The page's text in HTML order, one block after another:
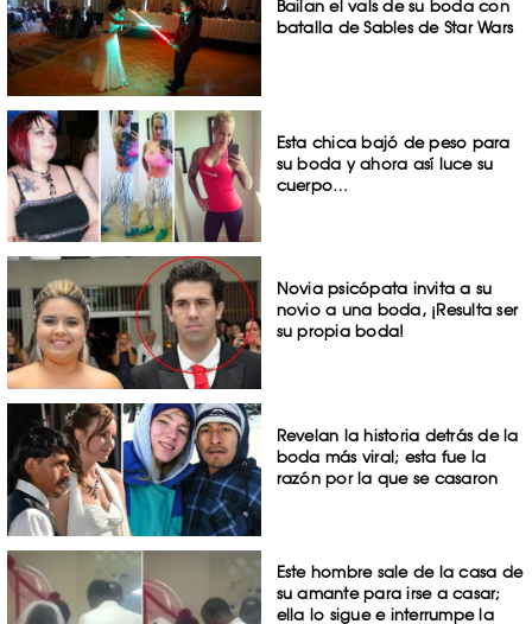
Bailan el vals de su boda con
batalla de Sables de Star Wars
Esta chica bajó de peso para
su boda y ahora así luce su
cuerpo…
Novia psicópata invita a su
novio a una boda, ¡Resulta ser
su propia boda!
Revelan la historia detrás de la
boda más viral; esta fue la
razón por la que se casaron
Este hombre sale de la casa de
su amante para irse a casar;
ella lo sigue e interrumpe la